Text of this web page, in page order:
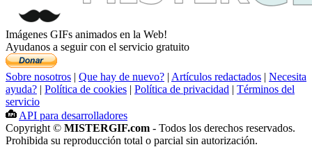
Imágenes GIFs animados en la Web!
Ayudanos a seguir con el servicio gratuito
Sobre nosotros | Que hay de nuevo? | Artículos redactados | Necesita
ayuda? | Política de cookies | Política de privacidad | Términos del
servicio
API para desarrolladores
Copyright © MISTERGIF.com - Todos los derechos reservados.
Prohibida su reproducción total o parcial sin autorización.